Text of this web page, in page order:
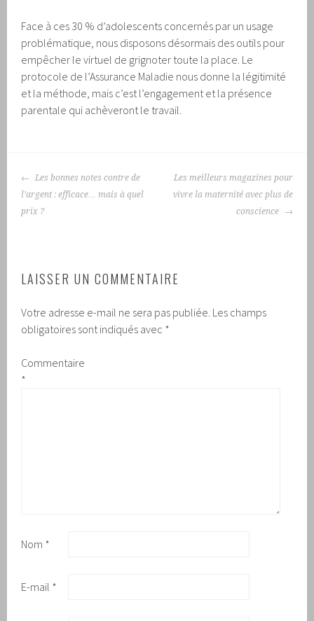
Face à ces 30 % d’adolescents concernés par un usage
problématique, nous disposons désormais des outils pour
empêcher le virtuel de grignoter toute la place. Le
protocole de l’Assurance Maladie nous donne la légitimité
et la méthode, mais c’est l’engagement et la présence
parentale qui achèveront le travail.
NAVIGATION
DES
ARTICLES
Les bonnes notes contre de
l’argent : efficace… mais à quel
prix ?
Les meilleurs magazines pour
vivre la maternité avec plus de
conscience
LAISSER UN COMMENTAIRE
Votre adresse e-mail ne sera pas publiée. Les champs
obligatoires sont indiqués avec *
Commentaire
*
Nom *
E-mail *